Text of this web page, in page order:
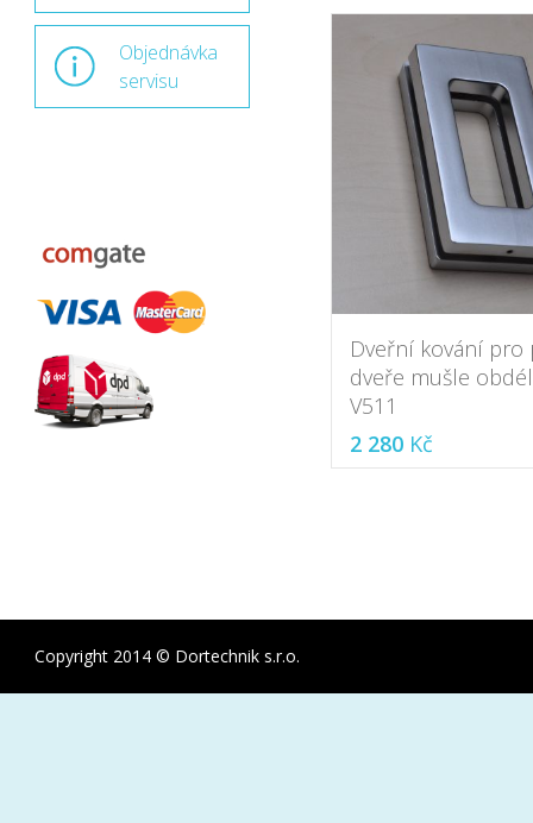
Dveřní kování pro
dveře mušle
V511
2 280 Kč
Objednávka
servisu
Copyright 2014 © Dortechnik s.r.o.